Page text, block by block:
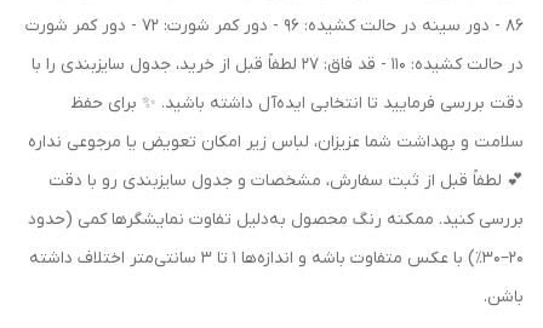
86 - دور سینه در حالت کشیده: 96 - دور کمر شورت: 72 - دور کمر شورت
در حالت کشیده: 110 - قد فاق: 27 لطفاً قبل از خرید، جدول سایزبندی را با
دقت بررسی فرمایید تا انتخابی ایده‌آل داشته باشید. ✨ برای حفظ
سلامت و بهداشت شما عزیزان، لباس زیر امکان تعویض یا مرجوعی نداره
💕 لطفاً قبل از ثبت سفارش، مشخصات و جدول سایزبندی رو با دقت
بررسی کنید. ممکنه رنگ محصول به‌دلیل تفاوت نمایشگرها کمی (حدود
۲۰–۳۰٪) با عکس متفاوت باشه و اندازه‌ها ۱ تا ۳ سانتی‌متر اختلاف داشته
باشن.